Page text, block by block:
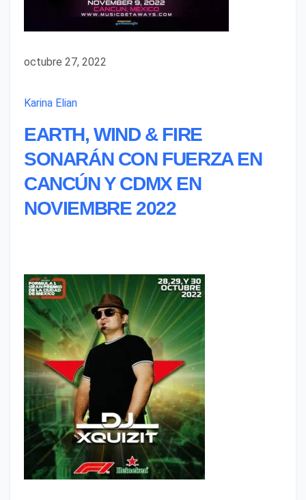
octubre 27, 2022
Karina Elian
EARTH, WIND & FIRE
SONARÁN CON FUERZA EN
CANCÚN Y CDMX EN
NOVIEMBRE 2022